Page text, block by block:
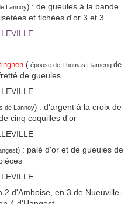
Lannoy): de gueules à la bande
et fichées d'or 3 et 3
( épouse de Thomas Flameng de
de gueules
de Lannoy): d'argent à la croix de
cinq coquilles d'or
): palé d'or et de gueules de
2 d'Amboise, en 3 de Nueuville-